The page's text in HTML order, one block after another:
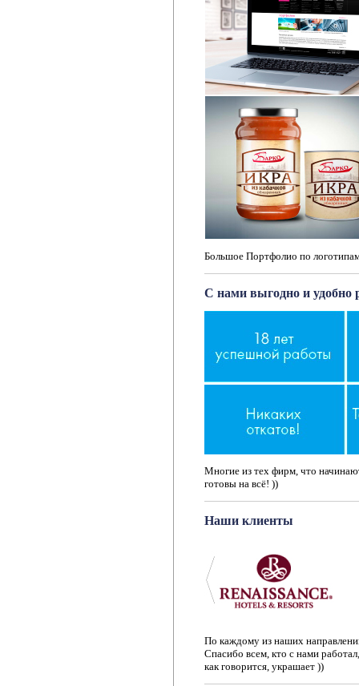
Большое Портфолио по
С нами выгодно и удобно
Многие из тех фирм, что
готовы на всё! ))
Наши клиенты
По каждому из наших
Спасибо всем, кто с нами
как говорится, украшает ))